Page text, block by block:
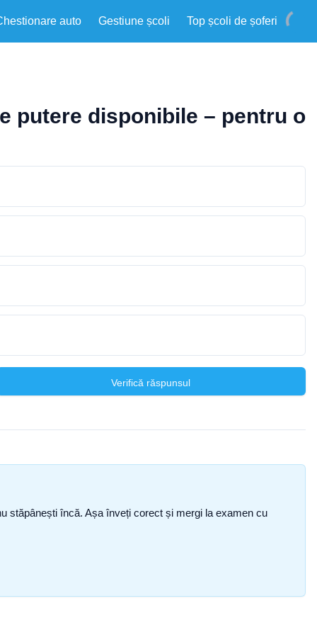
auto Gestiune școli Top școli de șoferi
putere disponibile – pentru o
Verifică răspunsul
stăpânești încă. Așa înveți corect și mergi la examen cu